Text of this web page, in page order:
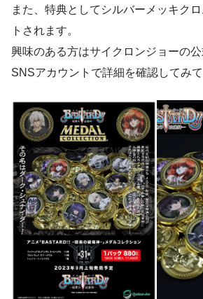
また、特典としてシルバーメッキク
トされます。
興味のある方はサイクロンジョーの
SNSアカウントで詳細を確認してみて